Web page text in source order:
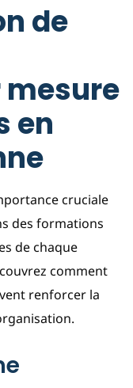
de
en
cruciale
des formations
de chaque
comment
renforcer la